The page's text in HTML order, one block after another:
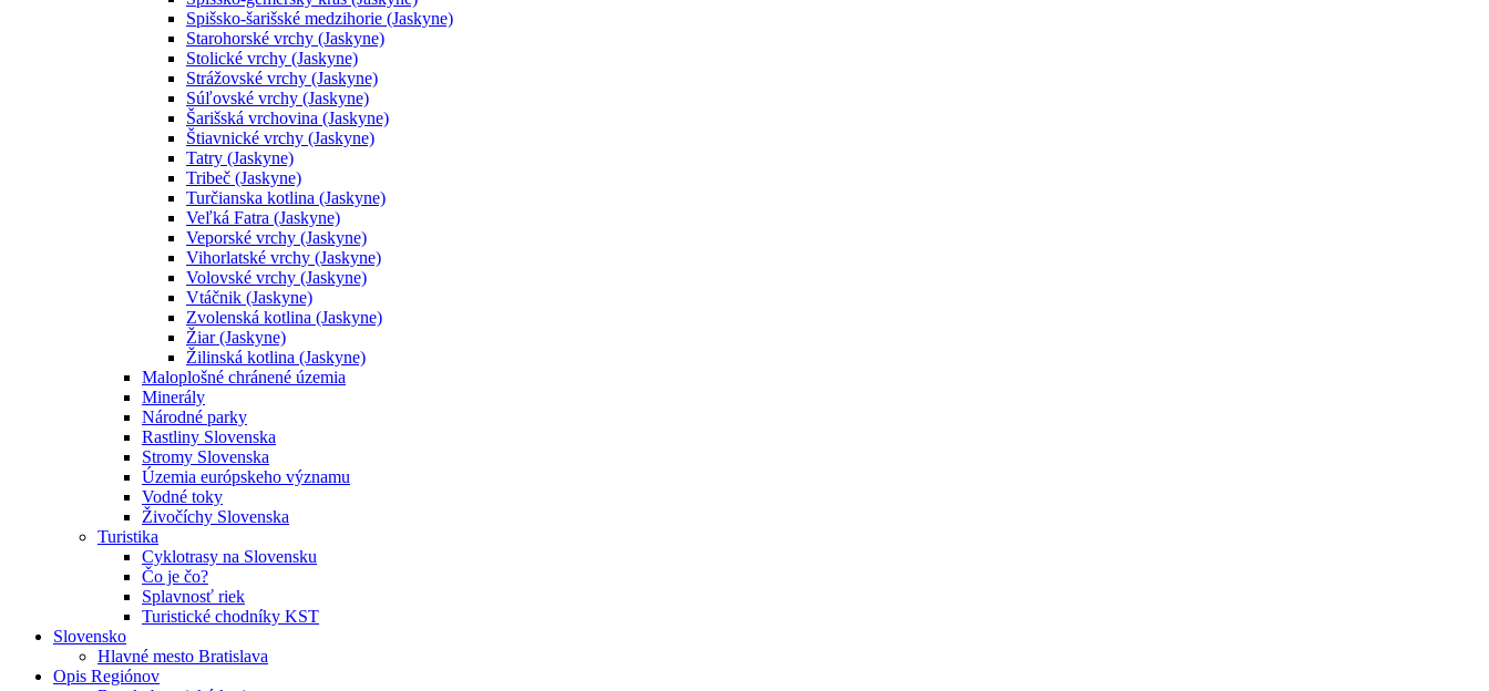
Spišsko-šarišské medzihorie (Jaskyne)
Starohorské vrchy (Jaskyne)
Stolické vrchy (Jaskyne)
Strážovské vrchy (Jaskyne)
Súľovské vrchy (Jaskyne)
Šarišská vrchovina (Jaskyne)
Štiavnické vrchy (Jaskyne)
Tatry (Jaskyne)
Tribeč (Jaskyne)
Turčianska kotlina (Jaskyne)
Veľká Fatra (Jaskyne)
Veporské vrchy (Jaskyne)
Vihorlatské vrchy (Jaskyne)
Volovské vrchy (Jaskyne)
Vtáčnik (Jaskyne)
Zvolenská kotlina (Jaskyne)
Žiar (Jaskyne)
Žilinská kotlina (Jaskyne)
Maloplošné chránené územia
Minerály
Národné parky
Rastliny Slovenska
Stromy Slovenska
Územia európskeho významu
Vodné toky
Živočíchy Slovenska
Turistika
Cyklotrasy na Slovensku
Čo je čo?
Splavnosť riek
Turistické chodníky KST
Slovensko
Hlavné mesto Bratislava
Opis Regiónov